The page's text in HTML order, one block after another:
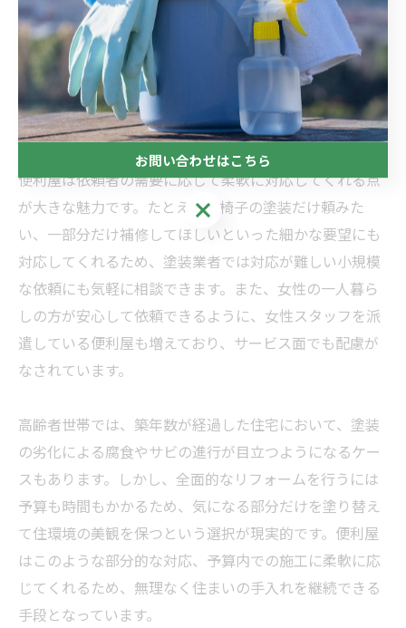
は、転倒やケガのリスクを高めるため、安全性を第一に
考える必要があります。そうした背景から、便利屋によ
るペンキ塗りサービスは、安全かつ安心して住環境を整
えたいと考える一人暮らしや高齢者にとって、非常に適
した選択肢となっています。
便利屋は依頼者の需要に応じて柔軟に対応してくれる点
が大きな魅力です。たとえば、椅子の塗装だけ頼みた
い、一部分だけ補修してほしいといった細かな要望にも
対応してくれるため、塗装業者では対応が難しい小規模
な依頼にも気軽に相談できます。また、女性の一人暮ら
しの方が安心して依頼できるように、女性スタッフを派
遣している便利屋も増えており、サービス面でも配慮が
なされています。
高齢者世帯では、築年数が経過した住宅において、塗装
の劣化による腐食やサビの進行が目立つようになるケー
スもあります。しかし、全面的な リフォームを行うには
予算も時間もかかるため、気になる部分だけを塗り替え
て住環境の美観を保つという選択が現実的です。便利屋
はこのような部分的な対応、予算内での施工に柔軟に応
じてくれるため、無理なく住まいの手入れを継続できる
手段となっています。
お問い合わせはこちら
お問い合わせはこちら